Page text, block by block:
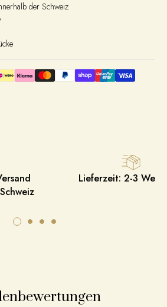
der Schweiz
Lieferzeit: 2-3